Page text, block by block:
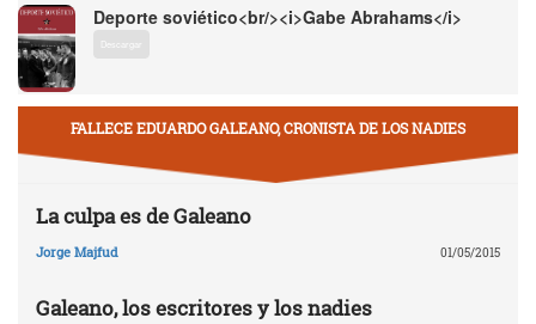
Deporte soviético<br/><i>Gabe Abrahams</i>
Descargar
FALLECE EDUARDO GALEANO, CRONISTA DE LOS NADIES
La culpa es de Galeano
Jorge Majfud 01/05/2015
Galeano, los escritores y los nadies